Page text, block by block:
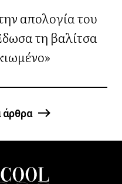
απολογία του
τη βαλίτσα
άρθρα